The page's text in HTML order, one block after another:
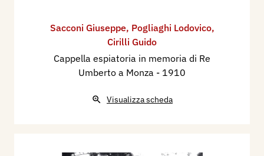
Sacconi Giuseppe, Pogliaghi Lodovico,
Cirilli Guido
Cappella espiatoria in memoria di Re
Umberto a Monza - 1910
Visualizza scheda